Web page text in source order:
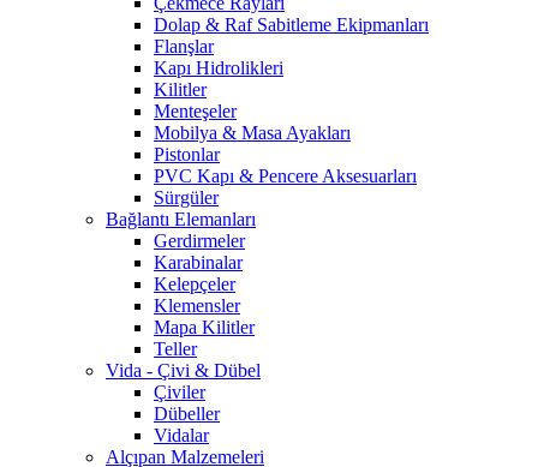
Dolap & Raf Sabitleme Ekipmanları
Flanşlar
Kapı Hidrolikleri
Kilitler
Menteşeler
Mobilya & Masa Ayakları
Pistonlar
PVC Kapı & Pencere Aksesuarları
Sürgüler
Bağlantı Elemanları
Gerdirmeler
Karabinalar
Kelepçeler
Klemensler
Mapa Kilitler
Teller
Vida - Çivi & Dübel
Çiviler
Dübeller
Vidalar
Alçıpan Malzemeleri